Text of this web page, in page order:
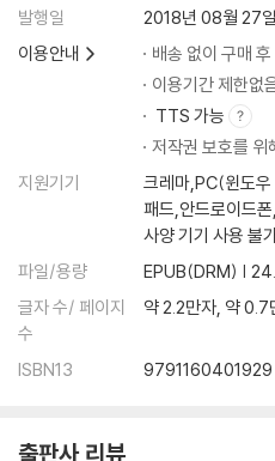
발행일
2018년 08월 27일
이용안내
배송 없이 구매
이용기간 제한없
TTS 가능
저작권 보호를 위
지원기기
크레마,PC(윈도
패드,안드로이드
사양 기기 사용 불
파일/용량
EPUB(DRM) |
글자 수/ 페이지
수
약 2.2만자, 약
ISBN13 9791160401929
출판사 리뷰